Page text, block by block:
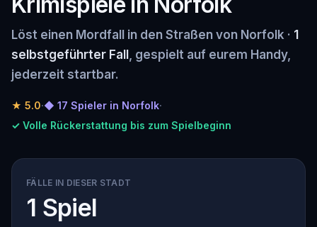
Löst einen Mordfall in den Straßen von Norfolk · 1
selbstgeführter Fall , gespielt auf eurem Handy,
jederzeit startbar.
★ 5.0·◆ 17 Spieler in Norfolk·
✓ Volle Rückerstattung bis zum Spielbeginn
FÄLLE IN DIESER STADT
1 Spiel